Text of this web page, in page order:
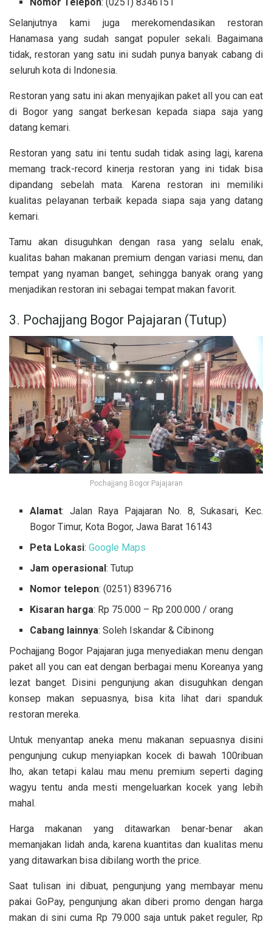
Nomor Telepon:(0251) 8346151
Selanjutnya kami juga merekomendasikan restoran
Hanamasa yang sudah sangat populer sekali. Bagaimana
tidak, restoran yang satu ini sudah punya banyak cabang di
seluruh kota di Indonesia.
Restoran yang satu ini akan menyajikan paket all you can eat
di Bogor yang sangat berkesan kepada siapa saja yang
datang kemari.
Restoran yang satu ini tentu sudah tidak asing lagi, karena
memang track-record kinerja restoran yang ini tidak bisa
dipandang sebelah mata. Karena restoran ini memiliki
kualitas pelayanan terbaik kepada siapa saja yang datang
kemari.
Tamu akan disuguhkan dengan rasa yang selalu enak,
kualitas bahan makanan premium dengan variasi menu, dan
tempat yang nyaman banget, sehingga banyak orang yang
menjadikan restoran ini sebagai tempat makan favorit.
3. Pochajjang Bogor Pajajaran (Tutup)
Pochajjang Bogor Pajajaran
Alamat: Jalan Raya Pajajaran No. 8, Sukasari, Kec.
Bogor Timur, Kota Bogor, Jawa Barat 16143
Peta Lokasi:Google Maps
Jam operasional: Tutup
Nomor telepon: (0251) 8396716
Kisaran harga: Rp 75.000 – Rp 200.000 / orang
Cabang lainnya: Soleh Iskandar & Cibinong
Pochajjang Bogor Pajajaran juga menyediakan menu dengan
paket all you can eat dengan berbagai menu Koreanya yang
lezat banget. Disini pengunjung akan disuguhkan dengan
konsep makan sepuasnya, bisa kita lihat dari spanduk
restoran mereka.
Untuk menyantap aneka menu makanan sepuasnya disini
pengunjung cukup menyiapkan kocek di bawah 100ribuan
lho, akan tetapi kalau mau menu premium seperti daging
wagyu tentu anda mesti mengeluarkan kocek yang lebih
mahal.
Harga makanan yang ditawarkan benar-benar akan
memanjakan lidah anda, karena kuantitas dan kualitas menu
yang ditawarkan bisa dibilang worth the price.
Saat tulisan ini dibuat, pengunjung yang membayar menu
pakai GoPay, pengunjung akan diberi promo dengan harga
makan di sini cuma Rp 79.000 saja untuk paket reguler, Rp